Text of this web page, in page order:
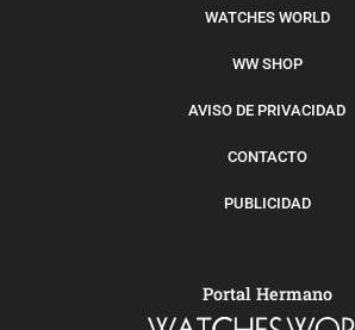
WATCHES WORLD
WW SHOP
AVISO DE PRIVACIDAD
CONTACTO
PUBLICIDAD
Portal Hermano